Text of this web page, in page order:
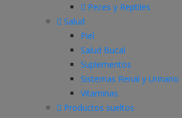
Peces y Reptiles
Salud
Piel
Salud Bucal
Suplementos
Sistemas Renal y Urinario
Vitaminas
Productos sueltos